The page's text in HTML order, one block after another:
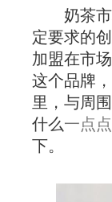
奶茶市
定要求的
加盟在市
这个品牌
里，与周
什么一点
下。